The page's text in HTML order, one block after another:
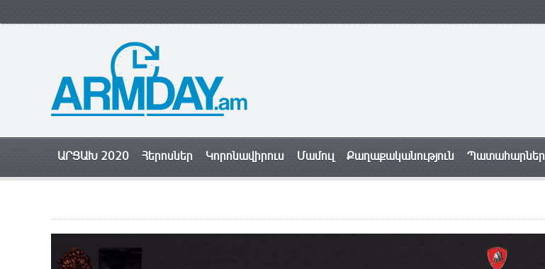
ԱՐՑԱԽ 2020 Հերոսներ Կորոնավիրուս Մամուլ Քաղաքականություն Պատահարներ